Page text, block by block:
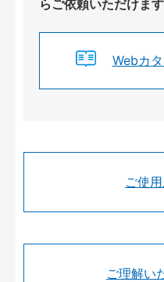
らご依頼いただけます
Webカ
ご使
ご理解い